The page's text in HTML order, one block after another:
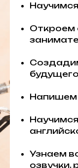
Откроем
Напишем
Узнаем
озвучки,